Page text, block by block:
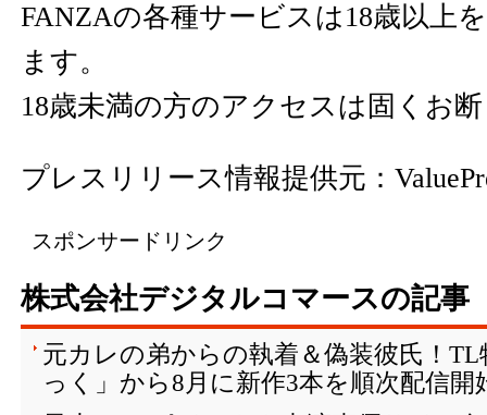
FANZAの各種サービスは18歳以上
ます。
18歳未満の方のアクセスは固くお
プレスリリース情報提供元：
スポンサードリンク
株式会社デジタルコマースの記事
元カレの弟からの執着＆偽装彼氏！
っく」から8月に新作3本を順次配信開